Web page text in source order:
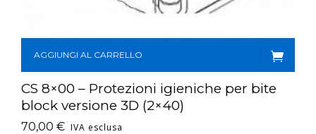
AGGIUNGI AL CARRELLO
CS 8×00 – Protezioni igieniche per bite
block versione 3D (2×40)
70,00 € IVA esclusa